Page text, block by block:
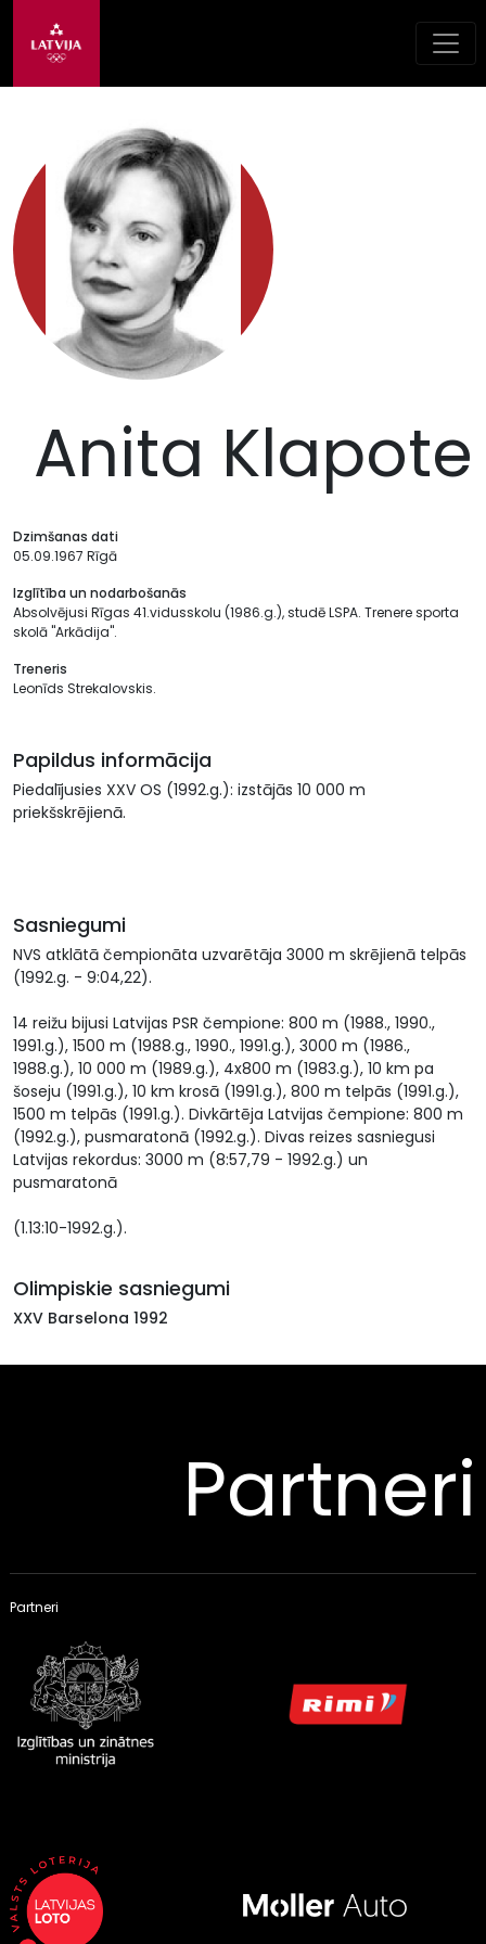
Anita Klapote
Dzimšanas dati
05.09.1967 Rīgā
Izglītība un nodarbošanās
Absolvējusi Rīgas 41.vidusskolu (1986.g.), studē LSPA. Trenere sporta
skolā "Arkādija".
Treneris
Leonīds Strekalovskis.
Papildus informācija
Piedalījusies XXV OS (1992.g.): izstājās 10 000 m
priekšskrējienā.
Sasniegumi
NVS atklātā čempionāta uzvarētāja 3000 m skrējienā telpās
(1992.g. - 9:04,22).
14 reižu bijusi Latvijas PSR čempione: 800 m (1988., 1990.,
1991.g.), 1500 m (1988.g., 1990., 1991.g.), 3000 m (1986.,
1988.g.), 10 000 m (1989.g.), 4x800 m (1983.g.), 10 km pa
šoseju (1991.g.), 10 km krosā (1991.g.), 800 m telpās (1991.g.),
1500 m telpās (1991.g.). Divkārtēja Latvijas čempione: 800 m
(1992.g.), pusmaratonā (1992.g.). Divas reizes sasniegusi
Latvijas rekordus: 3000 m (8:57,79 - 1992.g.) un
pusmaratonā
(1.13:10-1992.g.).
Olimpiskie sasniegumi
XXV Barselona 1992
Partneri
Partneri